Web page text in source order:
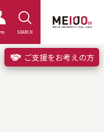
SEARCH
ご支援をお考えの方